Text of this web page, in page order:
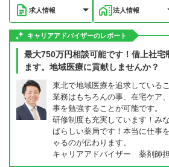
求人情報 法人情報
キャリアアドバイザーのレポート
最大750万円相談可能です！借上社宅
ます。地域医療に貢献しませんか？
東北で地域医療を追求している
業務はもちろんの事、在宅ケア
事を勉強することが可能です。
研修制度も充実しています！み
ばらしい薬局です！本当に仕事
ゃるのが伝わります。
キャリアアドバイザー 薬剤師